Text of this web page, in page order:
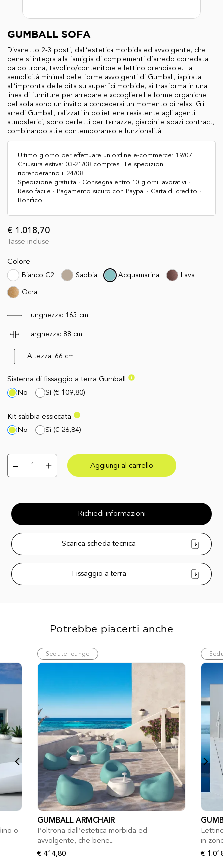
GUMBALL SOFA
Divanetto 2-3 posti, dall’estetica morbida ed avvolgente, che
bene si integra alla famiglia di complementi d’arredo corredata
da poltrona, tavolino/contenitore e lettino prendisole. La
semplicità minimal delle forme avvolgenti di Gumball, ispirata
all’impronta delle dita su superfici morbide, si trasforma in una
linea di furniture per arredare e accogliere.Le forme organiche
del sofa sono un invito a concedersi un momento di relax. Gli
arredi Gumball, ralizzati in polietilene resistente agli agenti
atmosferici, sono perfetti per terrazze, giardini e spazi contract,
combinando stile contemporaneo e funzionalità.
Ultimo giorno per effettuare un ordine e-commerce: 19/07.
Chiusura estiva: 03-21/08 compresi. Le spedizioni
riprenderanno il 24/08
Spedizione gratuita · Consegna entro 10 giorni lavorativi ·
Reso facile · Pagamento sicuro con Paypal · Carta di credito ·
Bonifico
€ 1.018,70
Tasse incluse
Colore
Bianco C2 Sabbia Acquamarina Lava
Ocra
Lunghezza: 165 cm
Larghezza: 88 cm
Altezza: 66 cm
Sistema di fissaggio a terra Gumball info
No Sì (€ 109,80)
Kit sabbia essiccata info
No Sì (€ 26,84)
Aggiungi al carrello
Richiedi informazioni
Scarica scheda tecnica
Fissaggio a terra
Potrebbe piacerti anche
o
Sedute lounge
GUMBALL ARMCHAIR
Poltrona dall’estetica morbida ed
avvolgente, che bene...
€ 414,80
in
€